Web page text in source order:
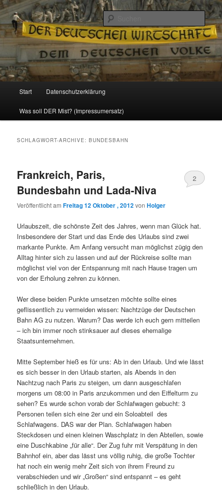
Reizzentrum
Politik, Wirtschaft, Soziales und Gesellschaft
Zum
Inhalt
Zum
sekundären
Start Datenschutzerklärung
Was soll DER Mist? (Impressumersatz)
SCHLAGWORT-ARCHIVE:BUNDESBAHN
Frankreich, Paris,
Bundesbahn und Lada-Niva
Veröffentlicht amFreitag 12 Oktober , 2012vonHolger
2
Urlaubszeit, die schönste Zeit des Jahres, wenn man Glück hat.
Insbesondere der Start und das Ende des Urlaubs sind zwei
markante Punkte. Am Anfang versucht man möglichst zügig den
Alltag hinter sich zu lassen und auf der Rückreise sollte man
möglichst viel von der Entspannung mit nach Hause tragen um
von der Erholung zehren zu können.
Wer diese beiden Punkte umsetzen möchte sollte eines
geflissentlich zu vermeiden wissen: Nachtzüge der Deutschen
Bahn AG zu nutzen. Warum? Das werde ich euch gern mitteilen
– ich bin immer noch stinksauer auf dieses ehemalige
Staatsunternehmen.
Mitte September hieß es für uns: Ab in den Urlaub. Und wie lässt
es sich besser in den Urlaub starten, als Abends in den
Nachtzug nach Paris zu steigen, um dann ausgeschlafen
morgens um 08:00 in Paris anzukommen und den Eiffelturm zu
sehen? Es wurde schon vorab der Schlafwagen gebucht: 3
Personen teilen sich eine 2er und ein Soloabteil des
Schlafwagens. DAS war der Plan. Schlafwagen haben
Steckdosen und einen kleinen Waschplatz in den Abteilen, sowie
eine Duschkabine „für alle“. Der Zug fuhr mit Verspätung in den
Bahnhof ein, aber das lässt uns völlig ruhig, die große Tochter
hat noch ein wenig mehr Zeit sich von ihrem Freund zu
verabschieden und wir „Großen“ sind entspannt – es geht
schließlich in den Urlaub.